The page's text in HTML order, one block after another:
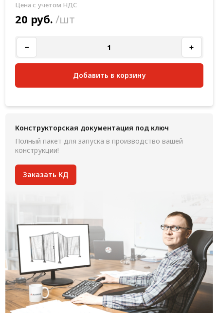
Цена с учетом НДС
20 руб. /шт
Добавить в корзину
Конструкторская документация под ключ
Полный пакет для запуска в производство вашей
конструкции!
Заказать КД